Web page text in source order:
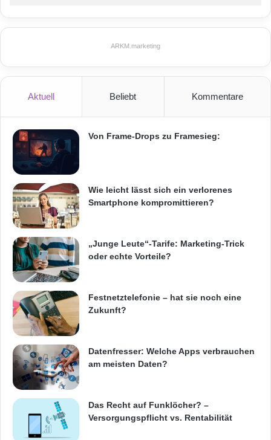
ARKM.marketing
Aktuell Beliebt Kommentare
Von Frame-Drops zu Framesieg:
Wie leicht lässt sich ein verlorenes
Smartphone kompromittieren?
„Junge Leute“-Tarife: Marketing-Trick
oder echte Vorteile?
Festnetztelefonie – hat sie noch eine
Zukunft?
Datenfresser: Welche Apps verbrauchen
am meisten Daten?
Das Recht auf Funklöcher? –
Versorgungspflicht vs. Rentabilität